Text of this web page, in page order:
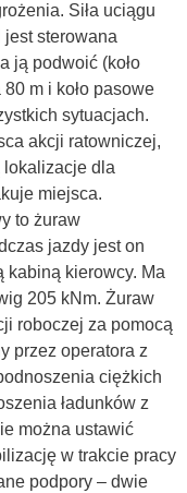
Siła uciągu
sterowana
ją podwoić (koło
m i koło pasowe
sytuacjach.
akcji ratowniczej,
lokalizacje dla
miejsca.
to żuraw
jazdy jest on
kabiną kierowcy. Ma
205 kNm. Żuraw
roboczej za pomocą
przez operatora z
ciężkich
ładunków z
można ustawić
w trakcie pracy
podpory – dwie